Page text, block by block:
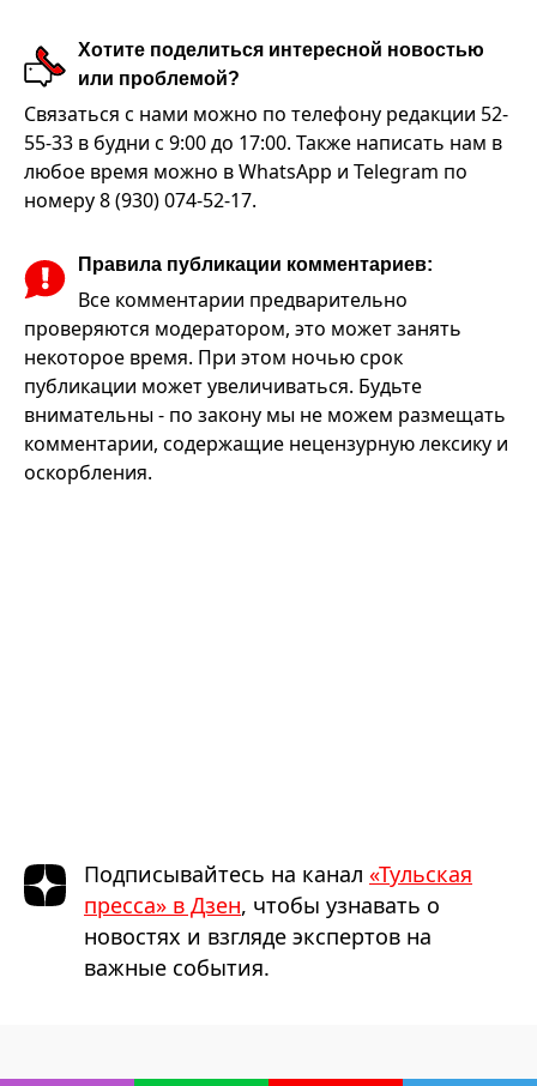
Хотите поделиться интересной новостью
или проблемой?
Связаться с нами можно по телефону редакции 52-
55-33 в будни с 9:00 до 17:00. Также написать нам в
любое время можно в WhatsApp и Telegram по
номеру 8 (930) 074-52-17.
Правила публикации комментариев:
Все комментарии предварительно
проверяются модератором, это может занять
некоторое время. При этом ночью срок
публикации может увеличиваться. Будьте
внимательны - по закону мы не можем размещать
комментарии, содержащие нецензурную лексику и
оскорбления.
Подписывайтесь на канал «Тульская
пресса» в Дзен, чтобы узнавать о
новостях и взгляде экспертов на
важные события.